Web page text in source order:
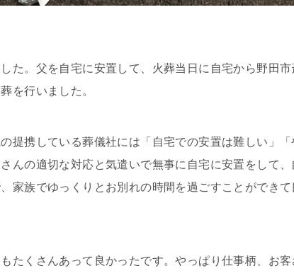
た。父を自宅に安置して、火葬当日に自宅から野田
を行いました。
提携している葬儀社には「自宅での安置は難しい」
んの適切な対応と気遣いで無事に自宅に安置をして、
家族でゆっくりとお別れの時間を過ごすことができて
たくさんあって良かったです。やっぱり仕事柄、お